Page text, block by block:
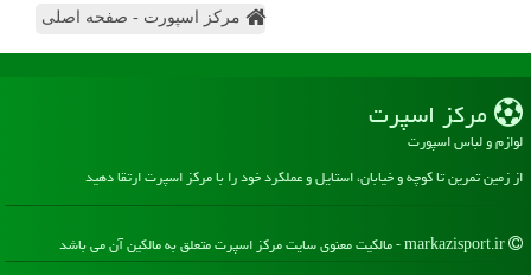
مرکز اسپورت - صفحه اصلی
مركز اسپرت
لوازم و لباس اسپورت
از زمین تمرین تا کوچه و خیابان، استایل و عملکرد خود را با مرکز اسپرت ارتقا دهید